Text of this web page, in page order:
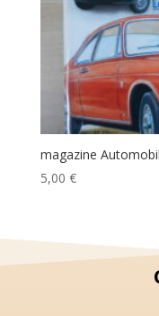
magazine
5,00 €